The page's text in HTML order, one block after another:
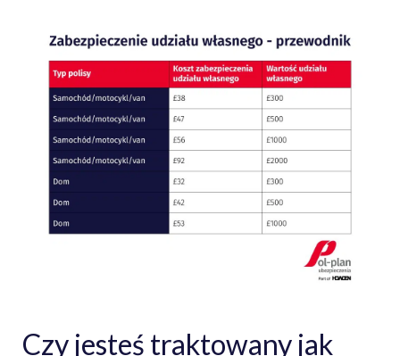
Czy jesteś traktowany jak